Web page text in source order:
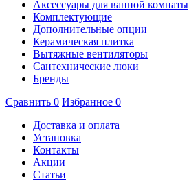
Аксессуары для ванной комнаты
Комплектующие
Дополнительные опции
Керамическая плитка
Вытяжные вентиляторы
Сантехнические люки
Бренды
Сравнить 0 Избранное 0
Доставка и оплата
Установка
Контакты
Акции
Статьи